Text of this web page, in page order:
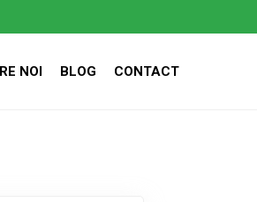
NOI BLOG CONTACT